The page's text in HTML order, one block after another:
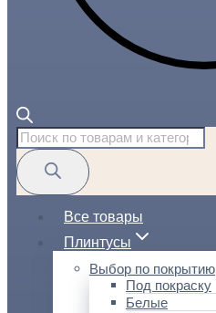
Поиск
товаров
Все товары
Плинтусы
Выбор по покрытию
Под покраску
Белые